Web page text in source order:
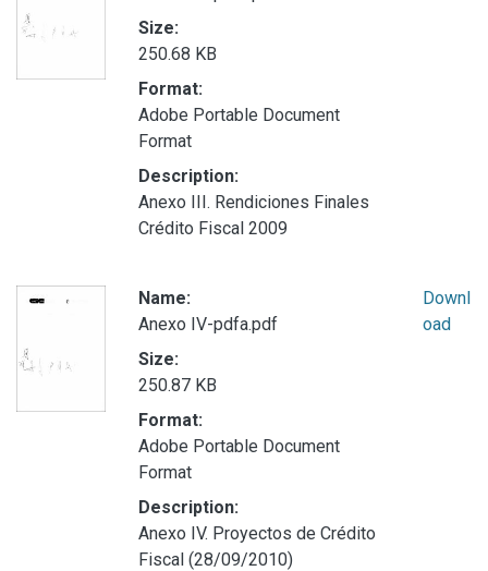
Size:
250.68 KB
Format:
Adobe Portable Document
Format
Description:
Anexo III. Rendiciones Finales
Crédito Fiscal 2009
Name:
Anexo IV-pdfa.pdf
Size:
250.87 KB
Format:
Adobe Portable Document
Format
Description:
Anexo IV. Proyectos de Crédito
Fiscal (28/09/2010)
Downl
oad